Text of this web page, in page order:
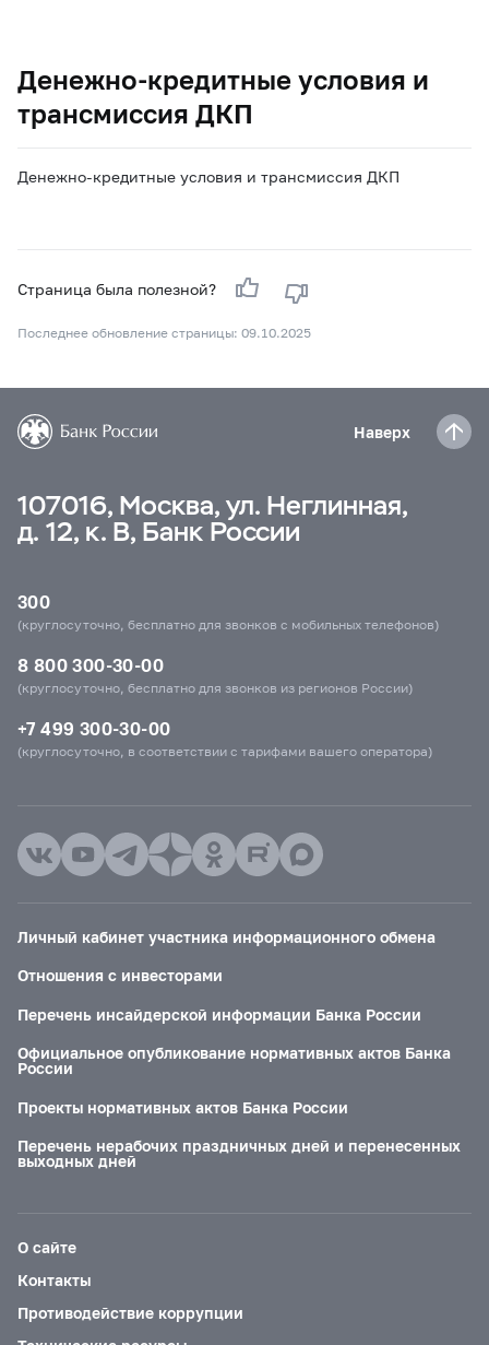
Денежно-кредитные условия и
трансмиссия ДКП
Денежно-кредитные условия и трансмиссия ДКП
Страница была полезной?
Последнее обновление страницы: 09.10.2025
Наверх
107016, Москва, ул. Неглинная,
д. 12, к. В, Банк России
300
(круглосуточно, бесплатно для звонков с мобильных телефонов)
8 800 300-30-00
(круглосуточно, бесплатно для звонков из регионов России)
+7 499 300-30-00
(круглосуточно, в соответствии с тарифами вашего оператора)
Личный кабинет участника информационного обмена
Отношения с инвесторами
Перечень инсайдерской информации Банка России
Официальное опубликование нормативных актов Банка
России
Проекты нормативных актов Банка России
Перечень нерабочих праздничных дней и перенесенных
выходных дней
О сайте
Контакты
Противодействие коррупции